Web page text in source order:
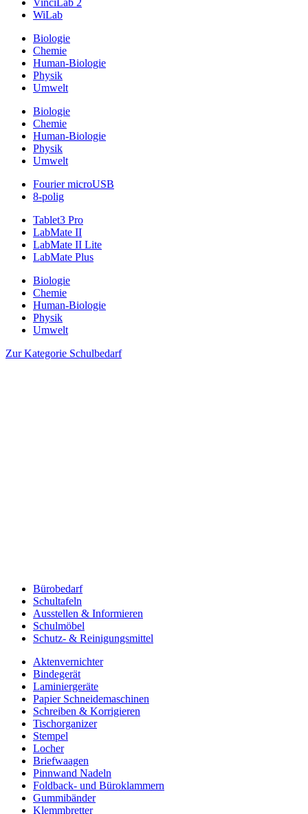
WiLab
Biologie
Chemie
Human-Biologie
Physik
Umwelt
Biologie
Chemie
Human-Biologie
Physik
Umwelt
Fourier microUSB
8-polig
Tablet3 Pro
LabMate II
LabMate II Lite
LabMate Plus
Biologie
Chemie
Human-Biologie
Physik
Umwelt
Zur Kategorie Schulbedarf
Bürobedarf
Schultafeln
Ausstellen & Informieren
Schulmöbel
Schutz- & Reinigungsmittel
Aktenvernichter
Bindegerät
Laminiergeräte
Papier Schneidemaschinen
Schreiben & Korrigieren
Tischorganizer
Stempel
Locher
Briefwaagen
Pinnwand Nadeln
Foldback- und Büroklammern
Gummibänder
Klemmbretter